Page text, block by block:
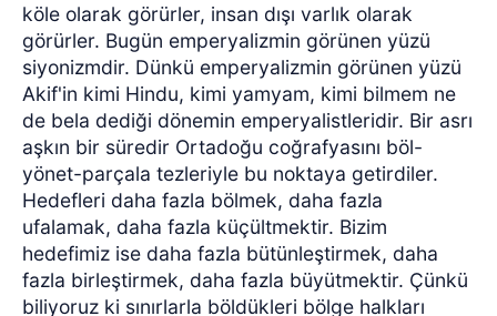
köle olarak görürler, insan dışı varlık olarak
görürler. Bugün emperyalizmin görünen yüzü
siyonizmdir. Dünkü emperyalizmin görünen yüzü
Akif'in kimi Hindu, kimi yamyam, kimi bilmem ne
de bela dediği dönemin emperyalistleridir. Bir asrı
aşkın bir süredir Ortadoğu coğrafyasını böl-
yönet-parçala tezleriyle bu noktaya getirdiler.
Hedefleri daha fazla bölmek, daha fazla
ufalamak, daha fazla küçültmektir. Bizim
hedefimiz ise daha fazla bütünleştirmek, daha
fazla birleştirmek, daha fazla büyütmektir. Çünkü
biliyoruz ki sınırlarla böldükleri bölge halkları